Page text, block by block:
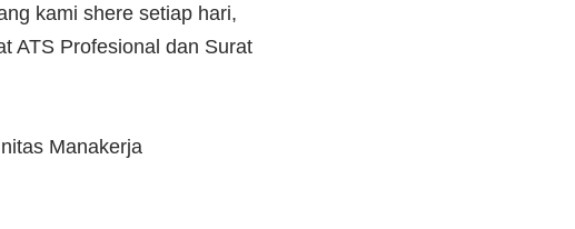
kami shere setiap hari,
ATS Profesional dan Surat
Manakerja